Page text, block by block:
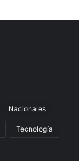
Nacionales
Tecnología